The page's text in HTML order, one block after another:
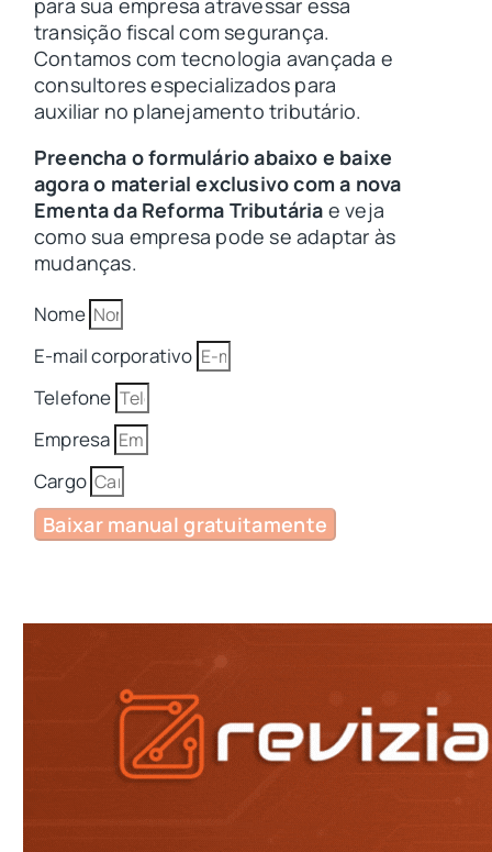
transição fiscal com segurança.
Contamos com tecnologia avançada e
consultores especializados para
auxiliar no planejamento tributário.
Preencha o formulário abaixo e baixe
agora o material exclusivo com a nova
Ementa da Reforma Tributária e veja
como sua empresa pode se adaptar às
mudanças.
Nome
E-mail corporativo
Telefone
Empresa
Cargo
Baixar manual gratuitamente